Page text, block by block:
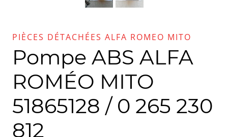
PIÈCES DÉTACHÉES ALFA ROMEO MITO
Pompe ABS ALFA
ROMÉO MITO
51865128 / 0 265 230
812